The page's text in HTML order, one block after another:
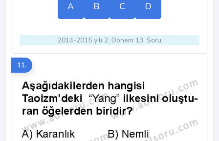
A B C D
2014-2015 yılı 2. Dönem 13. Soru
11.